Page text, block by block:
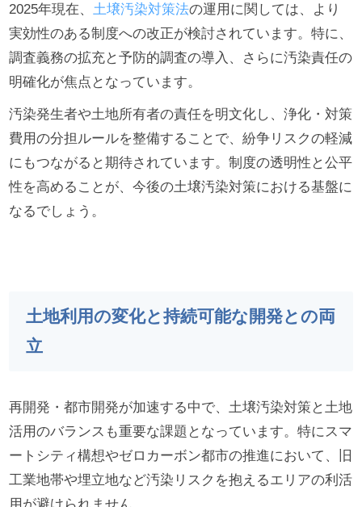
2025年現在、 土壌汚染対策法の運用に関しては、より
実効性のある制度への改正が検討されています。特に、
調査義務の拡充と予防的調査の導入、さらに汚染責任の
明確化が焦点となっています。
汚染発生者や土地所有者の責任を明文化し、浄化・対策
費用の分担ルールを整備することで、紛争リスクの軽減
にもつながると期待されています。制度の透明性と公平
性を高めることが、今後の土壌汚染対策における基盤に
なるでしょう。
土地利用の変化と持続可能な開発との両
立
再開発・都市開発が加速する中で、土壌汚染対策と土地
活用のバランスも重要な課題となっています。特にスマ
ートシティ構想やゼロカーボン都市の推進において、旧
工業地帯や埋立地など汚染リスクを抱えるエリアの利活